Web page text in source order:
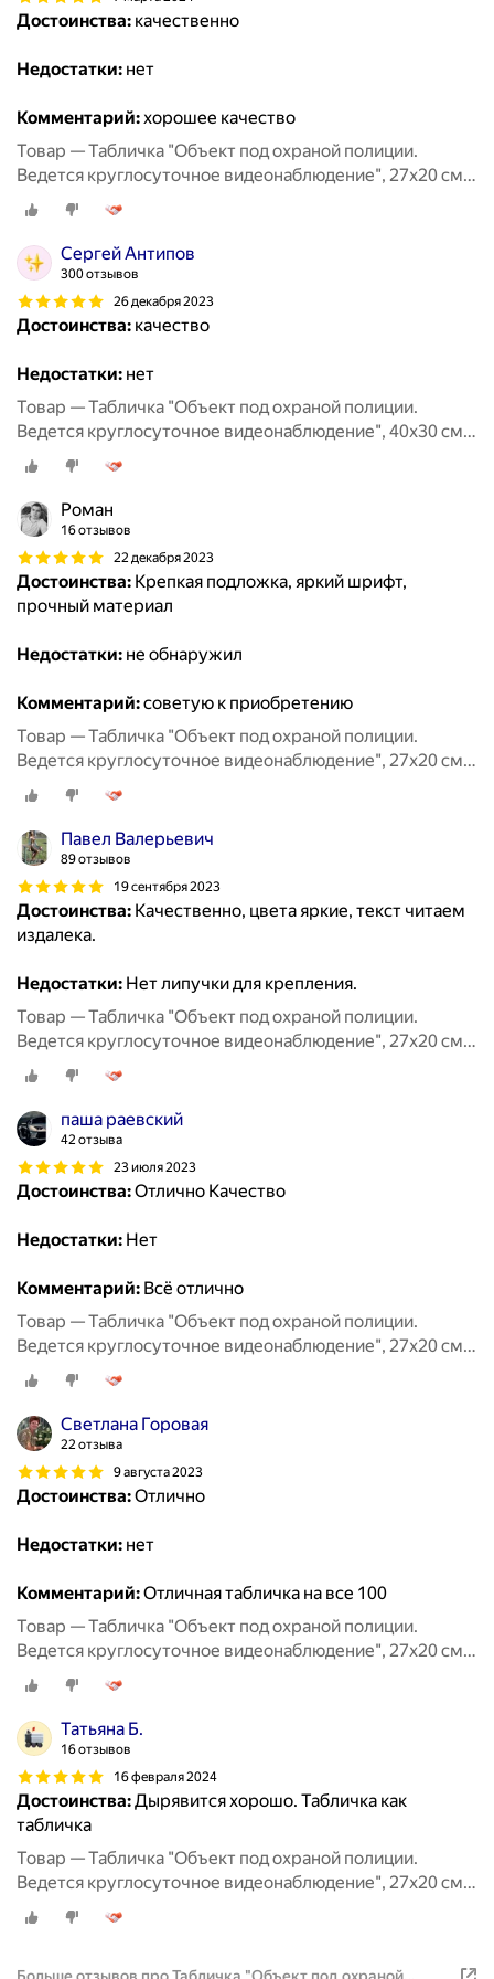
Достоинства: качественно
Недостатки: нет
Комментарий:хорошее качество
Товар — Табличка "Объект под охраной полиции.
Ведется круглосуточное видеонаблюдение", 27х20 см,
ПВХ
Сергей Антипов
300 отзывов
26 декабря 2023
Достоинства: качество
Недостатки: нет
Товар — Табличка "Объект под охраной полиции.
Ведется круглосуточное видеонаблюдение", 40х30 см,
ПВХ
Роман
16 отзывов
22 декабря 2023
Достоинства: Крепкая подложка, яркий шрифт,
прочный материал
Недостатки: не обнаружил
Комментарий:советую к приобретению
Товар — Табличка "Объект под охраной полиции.
Ведется круглосуточное видеонаблюдение", 27х20 см,
ПВХ
Павел Валерьевич
89 отзывов
19 сентября 2023
Достоинства: Качественно, цвета яркие, текст читаем
издалека.
Недостатки: Нет липучки для крепления.
Товар — Табличка "Объект под охраной полиции.
Ведется круглосуточное видеонаблюдение", 27х20 см,
ПВХ
паша раевский
42 отзыва
23 июля 2023
Достоинства:Отлично Качество
Недостатки: Нет
Комментарий: Всё отлично
Товар — Табличка "Объект под охраной полиции.
Ведется круглосуточное видеонаблюдение", 27х20 см,
ПВХ
Светлана Горовая
22 отзыва
9 августа 2023
Достоинства:Отлично
Недостатки: нет
Комментарий:Отличная табличка на все 100
Товар — Табличка "Объект под охраной полиции.
Ведется круглосуточное видеонаблюдение", 27х20 см,
ПВХ
Татьяна Б.
16 отзывов
16 февраля 2024
Достоинства:Дырявится хорошо. Табличка как
табличка
Товар — Табличка "Объект под охраной полиции.
Ведется круглосуточное видеонаблюдение", 27х20 см,
ПВХ